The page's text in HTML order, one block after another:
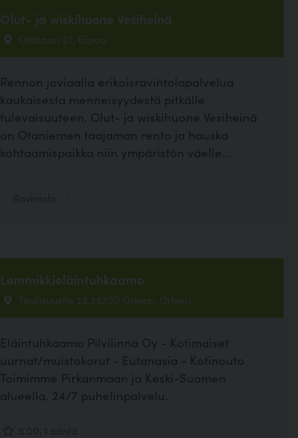
Olut- ja wiskihuone Vesiheinä
Otakaari 27, Espoo
Rennon joviaalia erikoisravintolapalvelua
kaukaisesta menneisyydestä pitkälle
tulevaisuuteen. Olut- ja wiskihuone Vesiheinä
on Otaniemen taajaman rento ja hauska
kohtaamispaikka niin ympäristön väelle...
Lemmikkieläintuhkaamo
Teollisuustie 28,35300 Orivesi, Orivesi
Eläintuhkaamo Pilvilinna Oy - Kotimaiset
uurnat/muistokorut - Eutanasia - Kotinouto
Toimimme Pirkanmaan ja Keski-Suomen
alueella. 24/7 puhelinpalvelu.